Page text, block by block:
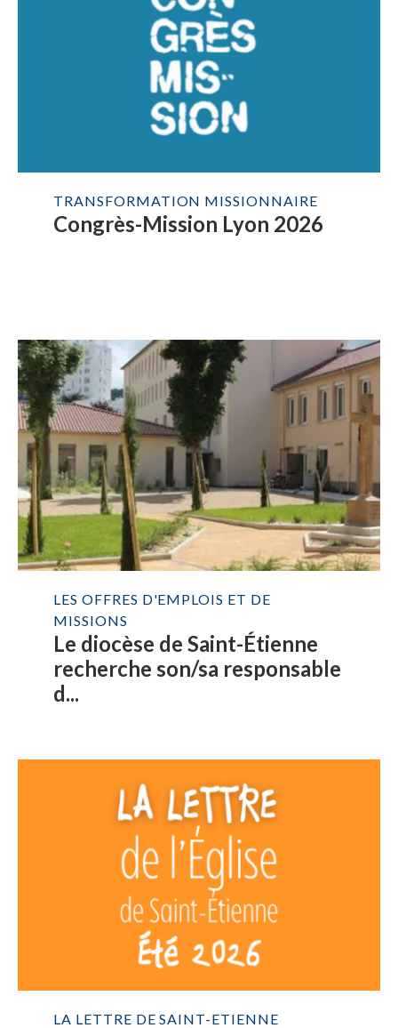
TRANSFORMATION MISSIONNAIRE
Congrès-Mission Lyon 2026
LES OFFRES D'EMPLOIS ET DE
MISSIONS
Le diocèse de Saint-Étienne
recherche son/sa responsable
d...
LA LETTRE DE SAINT-ETIENNE